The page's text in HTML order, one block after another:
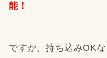
能！
ですが、持ち込みOK